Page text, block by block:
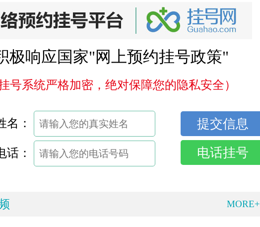
极响应国家"网上预约挂号政策"
号系统严格加密，绝对保障您的隐私安全）
名：
话： 电话挂号
MORE+